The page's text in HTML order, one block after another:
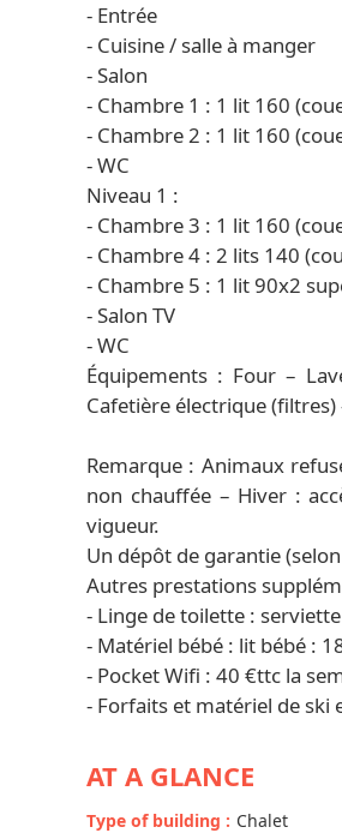
- Entrée
- Cuisine / salle à manger
- Salon
- Chambre 1 : 1 lit 160
- Chambre 2 : 1 lit 160
- WC
Niveau 1 :
- Chambre 3 : 1 lit 160
- Chambre 4 : 2 lits 140
- Chambre 5 : 1 lit 90x2
- Salon TV
- WC
Équipements : Four –
Cafetière électrique (filtres)
Remarque : Animaux
non chauffée – Hiver :
vigueur.
Un dépôt de garantie
Autres prestations
- Linge de toilette :
- Matériel bébé : lit bébé :
- Pocket Wifi : 40 €ttc la
- Forfaits et matériel de ski
AT A GLANCE
Type of building : Chalet